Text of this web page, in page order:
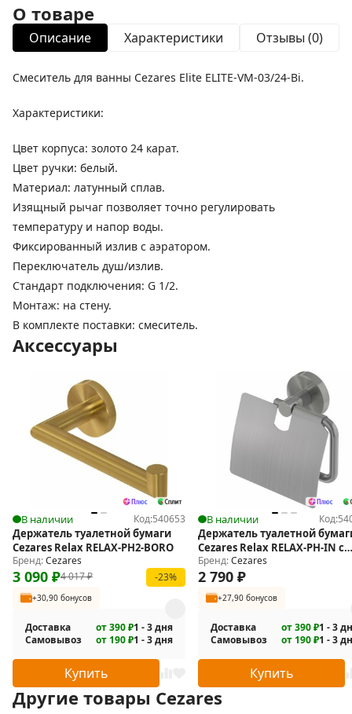
О товаре
Описание Характеристики Отзывы (0)
Смеситель для ванны Cezares Elite ELITE-VM-03/24-Bi.
Характеристики:
Цвет корпуса: золото 24 карат.
Цвет ручки: белый.
Материал: латунный сплав.
Изящный рычаг позволяет точно регулировать
температуру и напор воды.
Фиксированный излив с аэратором.
Переключатель душ/излив.
Стандарт подключения: G 1/2.
Монтаж: на стену.
В комплекте поставки: смеситель.
Аксессуары
В наличии Код:540653
Держатель туалетной бумаги
Cezares Relax RELAX-PH2-BORO
Бренд:Cezares
4 017₽
3 090 ₽ -23%
+30,90 бонусов
Доставка от 390 ₽1 - 3 дня
Самовывоз
от 190 ₽1 - 3 дня
Купить
В наличии Код:
Держатель туалетной
Cezares Relax RELAX-PH-IN с
крышкой
Бренд:Cezares
2 790 ₽
+27,90 бонусов
Доставка от 390 ₽1 - 3
Самовывоз
от 190 ₽1 - 3
Купить
Другие товары Cezares